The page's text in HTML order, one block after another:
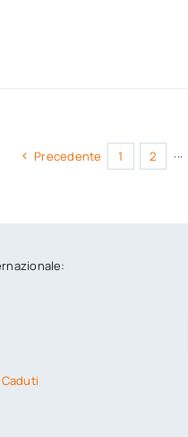
Precedente 1 2 ···